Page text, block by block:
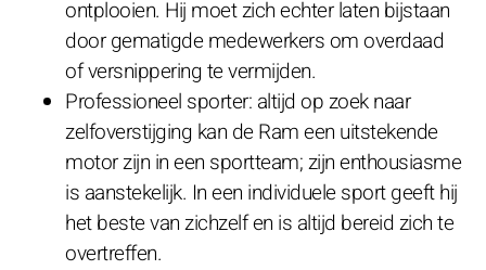
ontplooien. Hij moet zich echter laten bijstaan
door gematigde medewerkers om overdaad
of versnippering te vermijden.
Professioneel sporter: altijd op zoek naar
zelfoverstijging kan de Ram een uitstekende
motor zijn in een sportteam; zijn enthousiasme
is aanstekelijk. In een individuele sport geeft hij
het beste van zichzelf en is altijd bereid zich te
overtreffen.